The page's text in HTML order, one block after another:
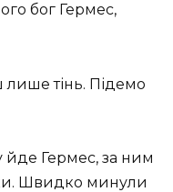
бог Гермес,
тінь. Підемо
Гермес, за ним
Швидко минули